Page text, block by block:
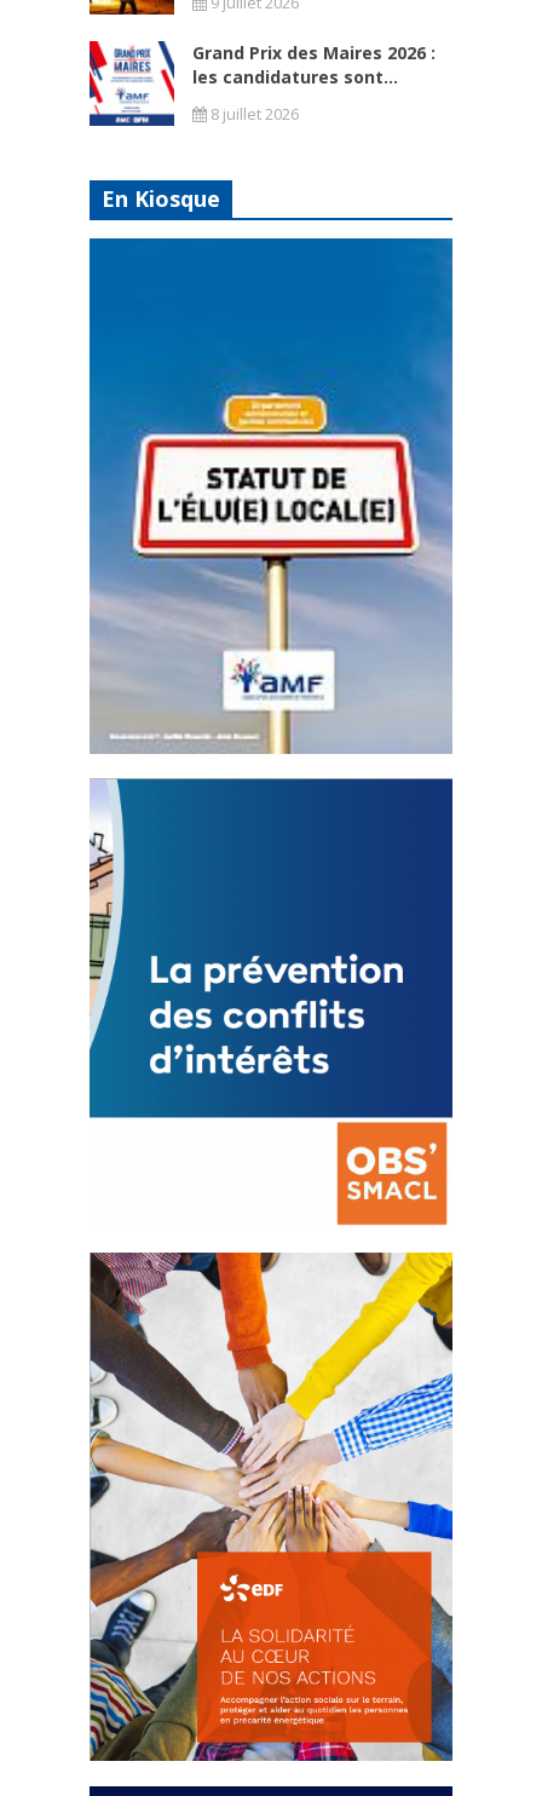
Grand Prix des Maires 2026 :
les candidatures sont...
8 juillet 2026
En Kiosque
Statut de l’élu local
3 avril 2024
Mise à jour avril 2024
FEUILLETER
La prévention des conflits
d’intérêts
18 septembre 2023
FEUILLETER